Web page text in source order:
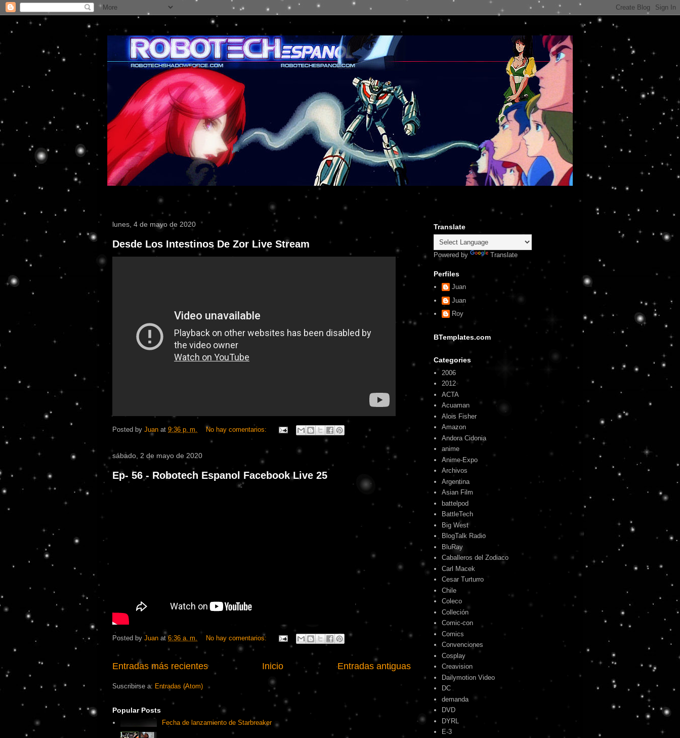
lunes, 4 de mayo de 2020
Desde Los Intestinos De Zor Live Stream
Posted by Juan at 9:36 p. m. No hay comentarios:
sábado, 2 de mayo de 2020
Ep- 56 - Robotech Espanol Facebook Live 25
Posted by Juan at6:36 a. m. No hay comentarios:
Entradas más recientes Entradas antiguas
Inicio
Suscribirse a: Entradas (Atom)
Popular Posts
Fecha de lanzamiento de Starbreaker
Translate
Powered by Translate
Perfiles
Juan
Juan
Roy
BTemplates.com
Categories
2006
2012
ACTA
Acuaman
Alois Fisher
Amazon
Andora Cidonia
anime
Anime-Expo
Archivos
Argentina
Asian Film
battelpod
BattleTech
Big West
BlogTalk Radio
BluRay
Caballeros del Zodiaco
Carl Macek
Cesar Turturro
Chile
Coleco
Colleción
Comic-con
Comics
Convenciones
Cosplay
Creavision
Dailymotion Video
DC
demanda
DVD
DYRL
E-3